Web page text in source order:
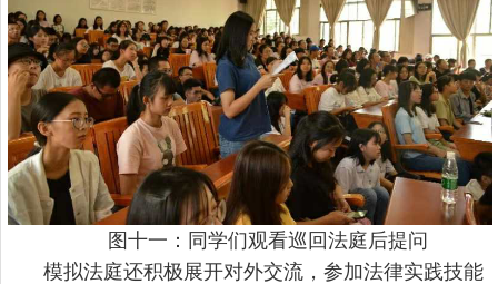
图十一：同学们观看巡回法庭后提问
模拟法庭还积极展开对外交流，参加法律实践技能